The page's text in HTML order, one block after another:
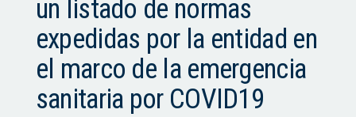
un listado de normas
expedidas por la entidad en
el marco de la emergencia
sanitaria por COVID19